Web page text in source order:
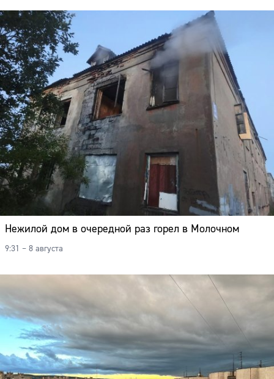
Нежилой дом в очередной раз горел в Молочном
9:31 – 8 августа